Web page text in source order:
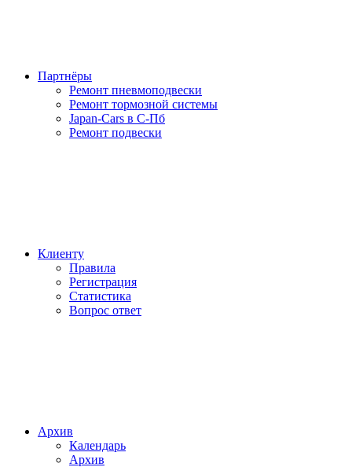
Партнёры
Ремонт пневмоподвески
Ремонт тормозной системы
Japan-Cars в С-Пб
Ремонт подвески
Клиенту
Правила
Регистрация
Статистика
Вопрос ответ
Архив
Календарь
Архив